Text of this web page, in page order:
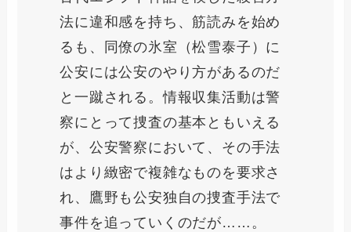
法に違和感を持ち、筋読みを始め
るも、同僚の氷室（松雪泰子）に
公安には公安のやり方があるのだ
と一蹴される。情報収集活動は警
察にとって捜査の基本ともいえる
が、公安警察において、その手法
はより緻密で複雑なものを要求さ
れ、鷹野も公安独自の捜査手法で
事件を追っていくのだが……。